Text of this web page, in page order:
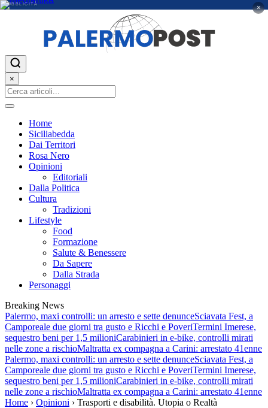
PUBBLICITÀ ×
×
Home
Siciliabedda
Dai Territori
Rosa Nero
Opinioni
Editoriali
Dalla Politica
Cultura
Tradizioni
Lifestyle
Food
Formazione
Salute & Benessere
Da Sapere
Dalla Strada
Personaggi
Breaking News
Palermo, maxi controlli: un arresto e sette denunceSciavata Fest, a
Camporeale due giorni tra gusto e Ricchi e PoveriTermini Imerese,
sequestro beni per 1,5 milioniCarabinieri in e-bike, controlli mirati
nelle zone a rischioMaltratta ex compagna a Carini: arrestato 41enne
Palermo, maxi controlli: un arresto e sette denunceSciavata Fest, a
Camporeale due giorni tra gusto e Ricchi e PoveriTermini Imerese,
sequestro beni per 1,5 milioniCarabinieri in e-bike, controlli mirati
nelle zone a rischioMaltratta ex compagna a Carini: arrestato 41enne
Home › Opinioni › Trasporti e disabilità. Utopia o Realtà